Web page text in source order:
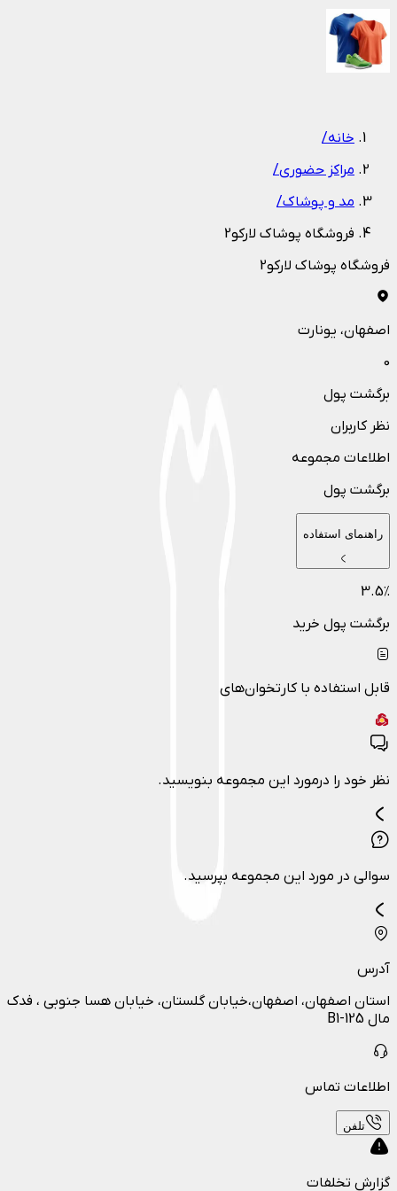
خانه/
مراکز حضوری/
مد و پوشاک/
فروشگاه پوشاک لارکو2
فروشگاه پوشاک لارکو2
اصفهان، یونارت
0
برگشت پول
نظر کاربران
اطلاعات مجموعه
برگشت پول
راهنمای استفاده
3.5٪
برگشت پول خرید
قابل استفاده با کارتخوان‌های
نظر خود را درمورد این مجموعه بنویسید.
سوالی در مورد این مجموعه بپرسید.
آدرس
استان اصفهان، اصفهان،خیابان گلستان، خیابان هسا جنوبی ، فدک
مال B1-125
اطلاعات تماس
تلفن
گزارش تخلفات